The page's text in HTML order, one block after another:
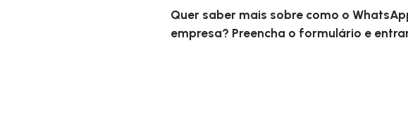
Quer saber mais sobre como o
empresa? Preencha o formulário e